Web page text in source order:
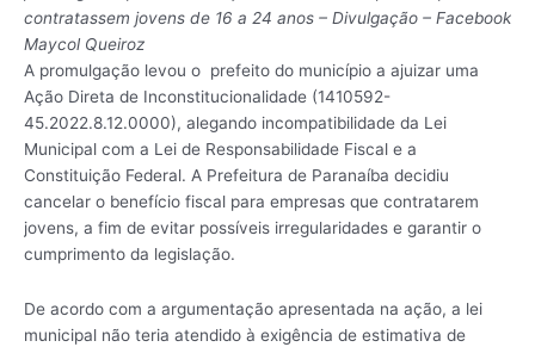
contratassem jovens de 16 a 24 anos – Divulgação – Facebook
Maycol Queiroz
A promulgação levou o prefeito do município a ajuizar uma
Ação Direta de Inconstitucionalidade (1410592-
45.2022.8.12.0000), alegando incompatibilidade da Lei
Municipal com a Lei de Responsabilidade Fiscal e a
Constituição Federal. A Prefeitura de Paranaíba decidiu
cancelar o benefício fiscal para empresas que contratarem
jovens, a fim de evitar possíveis irregularidades e garantir o
cumprimento da legislação.
De acordo com a argumentação apresentada na ação, a lei
municipal não teria atendido à exigência de estimativa de